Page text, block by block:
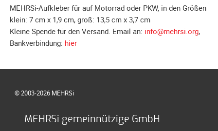
Galerie
2008
Galerie
2007
2006
2005
Galerie
2004
MEHRSi-Aufkleber für auf Motorrad oder PKW, in den Größen
klein: 7 cm x 1,9 cm, groß: 13,5 cm x 3,7 cm
Kleine Spende für den Versand. Email an: info@mehrsi.org,
Bankverbindung: hier
© 2003-2026 MEHRSi
MEHRSi gemeinnützige GmbH